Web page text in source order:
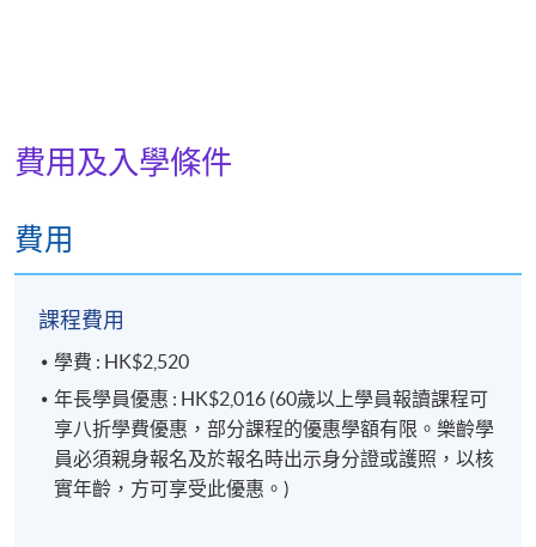
費用及入學條件
費用
課程費用
學費 : HK$2,520
年長學員優惠 : HK$2,016 (60歲以上學員報讀課程可
享八折學費優惠，部分課程的優惠學額有限。樂齡學
員必須親身報名及於報名時出示身分證或護照，以核
實年齡，方可享受此優惠。)